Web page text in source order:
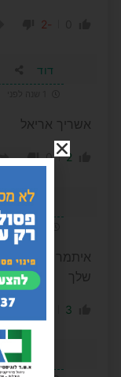
אשריך אריאל
0
איתמר העם אוהב
שלך
-4